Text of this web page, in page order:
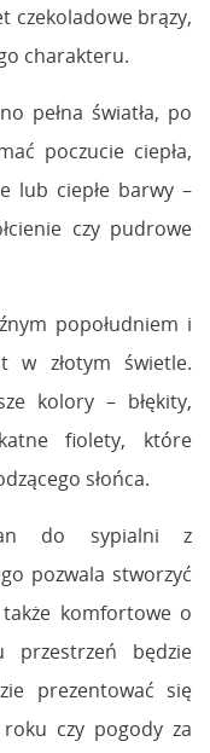
czekoladowe brązy,
charakteru.
światła, po
poczucie ciepła,
lub ciepłe barwy –
czy pudrowe
popołudniem i
w złotym świetle.
kolory – błękity,
fiolety, które
słońca.
do sypialni z
pozwala stworzyć
komfortowe o
przestrzeń będzie
prezentować się
czy pogody za